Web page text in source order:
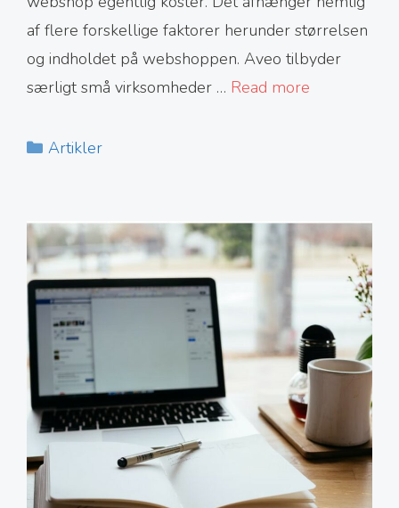
af flere forskellige faktorer herunder størrelsen
og indholdet på webshoppen. Aveo tilbyder
særligt små virksomheder … Read more
Kategorier
Artikler